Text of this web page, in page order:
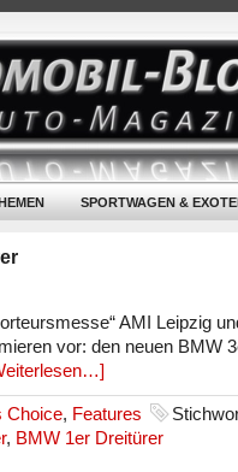
SPORTWAGEN &
AMI Leipzig
vor: den neuen BMW
Choice, Features
, BMW 1er Dreitürer